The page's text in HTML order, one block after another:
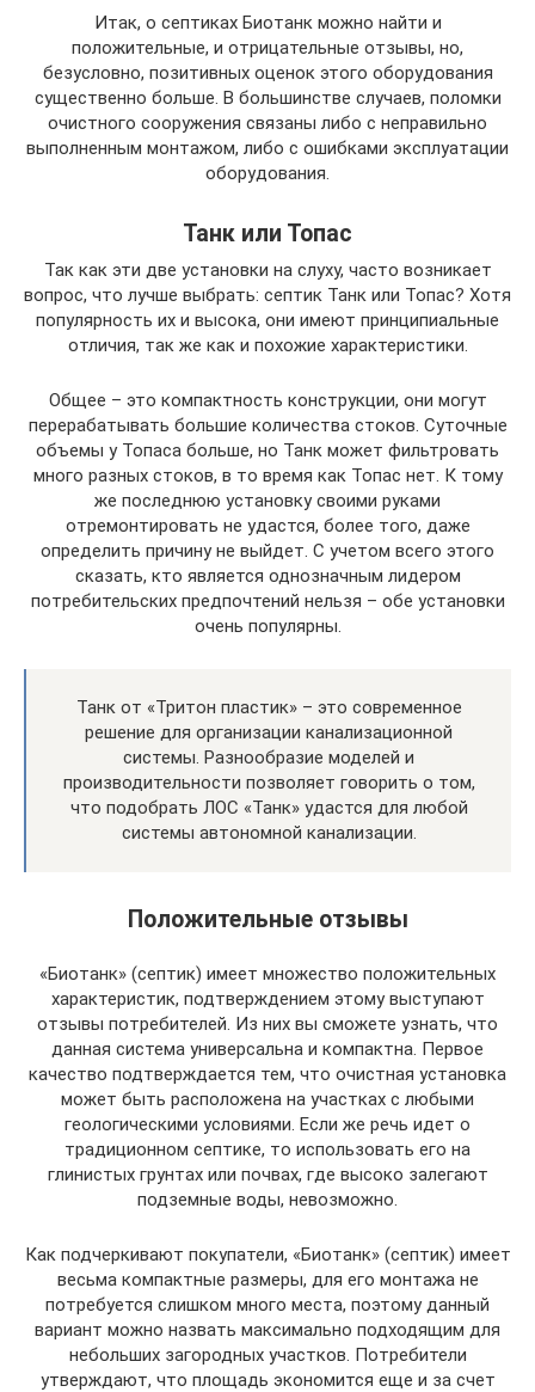
Итак, о септиках Биотанк можно найти и
положительные, и отрицательные отзывы, но,
безусловно, позитивных оценок этого оборудования
существенно больше. В большинстве случаев, поломки
очистного сооружения связаны либо с неправильно
выполненным монтажом, либо с ошибками эксплуатации
оборудования.
Танк или Топас
Так как эти две установки на слуху, часто возникает
вопрос, что лучше выбрать: септик Танк или Топас? Хотя
популярность их и высока, они имеют принципиальные
отличия, так же как и похожие характеристики.
Общее – это компактность конструкции, они могут
перерабатывать большие количества стоков. Суточные
объемы у Топаса больше, но Танк может фильтровать
много разных стоков, в то время как Топас нет. К тому
же последнюю установку своими руками
отремонтировать не удастся, более того, даже
определить причину не выйдет. С учетом всего этого
сказать, кто является однозначным лидером
потребительских предпочтений нельзя – обе установки
очень популярны.
Танк от «Тритон пластик» – это современное
решение для организации канализационной
системы. Разнообразие моделей и
производительности позволяет говорить о том,
что подобрать ЛОС «Танк» удастся для любой
системы автономной канализации.
Положительные отзывы
«Биотанк» (септик) имеет множество положительных
характеристик, подтверждением этому выступают
отзывы потребителей. Из них вы сможете узнать, что
данная система универсальна и компактна. Первое
качество подтверждается тем, что очистная установка
может быть расположена на участках с любыми
геологическими условиями. Если же речь идет о
традиционном септике, то использовать его на
глинистых грунтах или почвах, где высоко залегают
подземные воды, невозможно.
Как подчеркивают покупатели, «Биотанк» (септик) имеет
весьма компактные размеры, для его монтажа не
потребуется слишком много места, поэтому данный
вариант можно назвать максимально подходящим для
небольших загородных участков. Потребители
утверждают, что площадь экономится еще и за счет